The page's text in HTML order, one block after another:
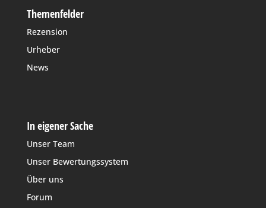
Themenfelder
Rezension
Urheber
News
In eigener Sache
Unser Team
Unser Bewertungssystem
Über uns
Forum